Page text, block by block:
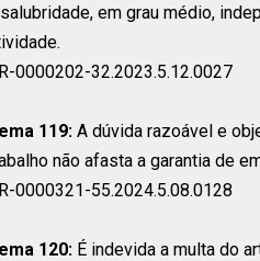
em grau médio,
0000202-32.2023.5.12.0027
119: A dúvida razoável e
não afasta a garantia de
0000321-55.2024.5.08.0128
120: É indevida a multa do